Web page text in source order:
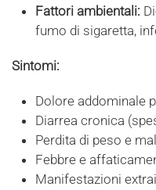
Fattori ambientali:
fumo di sigaretta,
Sintomi:
Dolore addominale
Diarrea cronica
Perdita di peso e
Febbre e
Manifestazioni